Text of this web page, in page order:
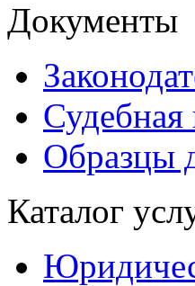
Документы
Судебная
Образцы
Каталог